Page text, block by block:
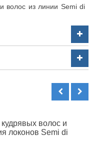
волос из линии Semi di
волос и
локонов Semi di